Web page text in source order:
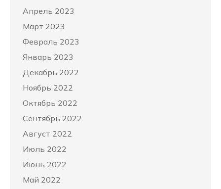
Апрель 2023
Март 2023
Февраль 2023
Январь 2023
Декабрь 2022
Ноябрь 2022
Октябрь 2022
Сентябрь 2022
Август 2022
Июль 2022
Июнь 2022
Май 2022